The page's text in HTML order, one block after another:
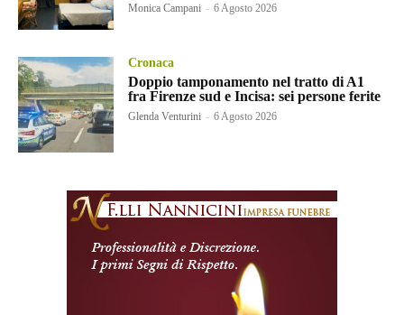
Monica Campani - 6 Agosto 2026
Cronaca
Doppio tamponamento nel tratto di A1
fra Firenze sud e Incisa: sei persone ferite
Glenda Venturini - 6 Agosto 2026